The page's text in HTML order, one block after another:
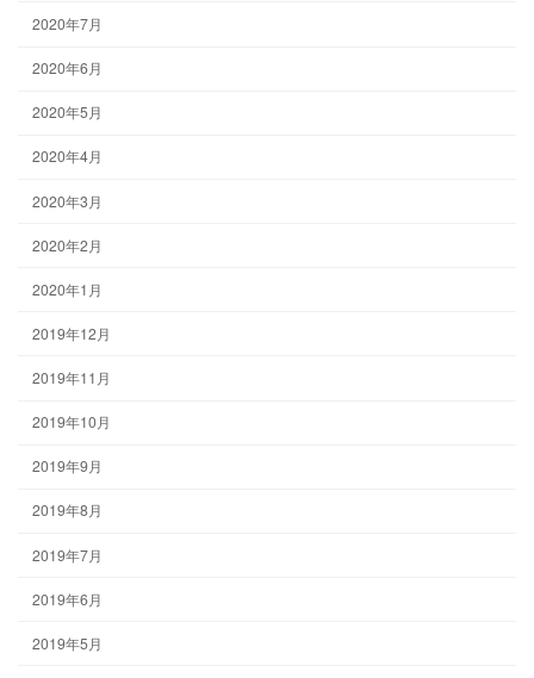
2020年7月
2020年6月
2020年5月
2020年4月
2020年3月
2020年2月
2020年1月
2019年12月
2019年11月
2019年10月
2019年9月
2019年8月
2019年7月
2019年6月
2019年5月